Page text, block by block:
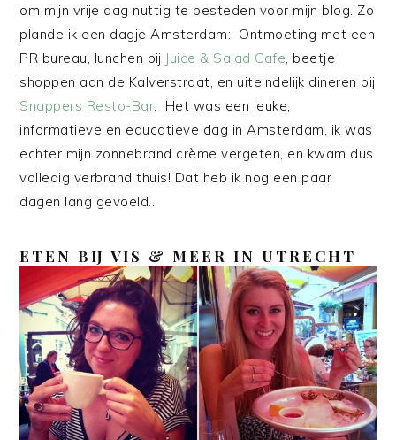
om mijn vrije dag nuttig te besteden voor mijn blog. Zo
plande ik een dagje Amsterdam: Ontmoeting met een
PR bureau, lunchen bij Juice & Salad Cafe , beetje
shoppen aan de Kalverstraat, en uiteindelijk dineren bij
Snappers Resto-Bar . Het was een leuke,
informatieve en educatieve dag in Amsterdam, ik was
echter mijn zonnebrand crème vergeten, en kwam dus
volledig verbrand thuis! Dat heb ik nog een paar
dagen lang gevoeld..
ETEN BIJ VIS & MEER IN UTRECHT